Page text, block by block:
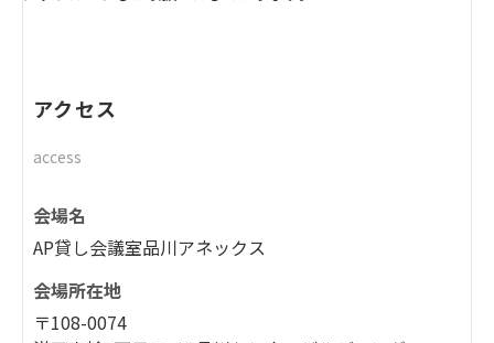
アクセス
access
会場名
AP貸し会議室品川アネックス
会場所在地
〒108-0074